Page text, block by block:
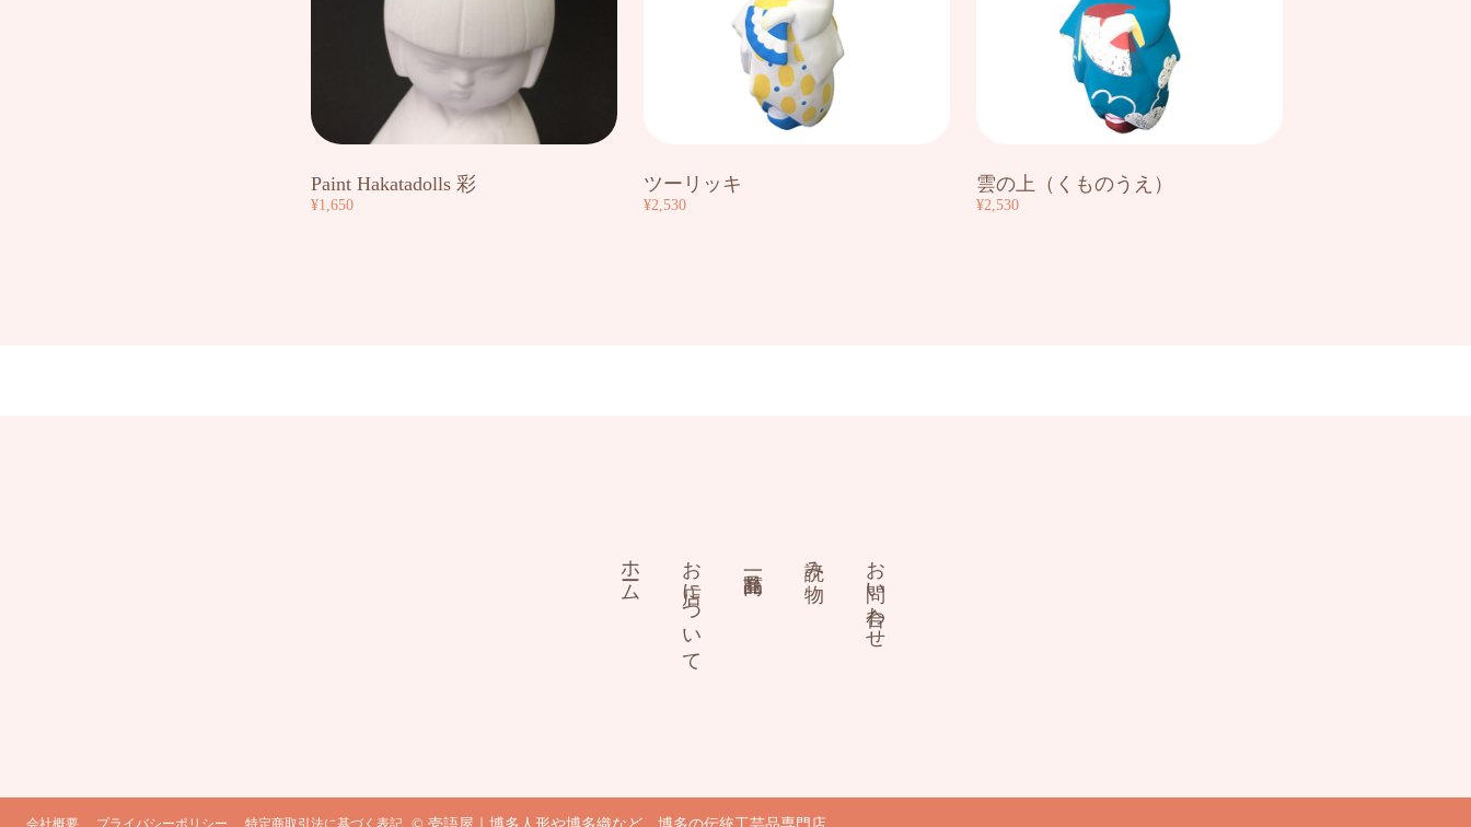
Paint Hakatadolls 彩
¥1,650
ツーリッキ
¥2,530
雲の上（くものうえ）
¥2,530
ホーム お店について 読み物 お問い合わせ
会社概要 プライバシーポリシー 特定商取引法に基づく表記